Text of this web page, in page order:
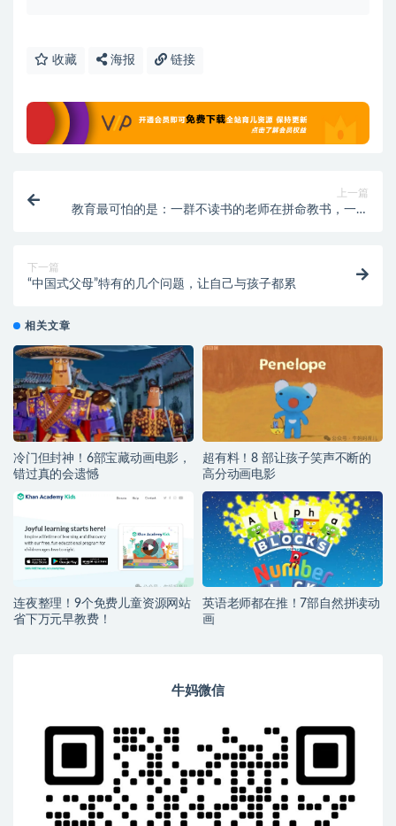
收藏 海报 链接
上一篇
教育最可怕的是：一群不读书的老师在拼命教书，一群
下一篇
“中国式父母”特有的几个问题，让自己与孩子都累
相关文章
冷门但封神！6部宝藏动画电影，
错过真的会遗憾
超有料！8 部让孩子笑声不断的
高分动画电影
连夜整理！9个免费儿童资源网站
省下万元早教费！
英语老师都在推！7部自然拼读动
画
牛妈微信